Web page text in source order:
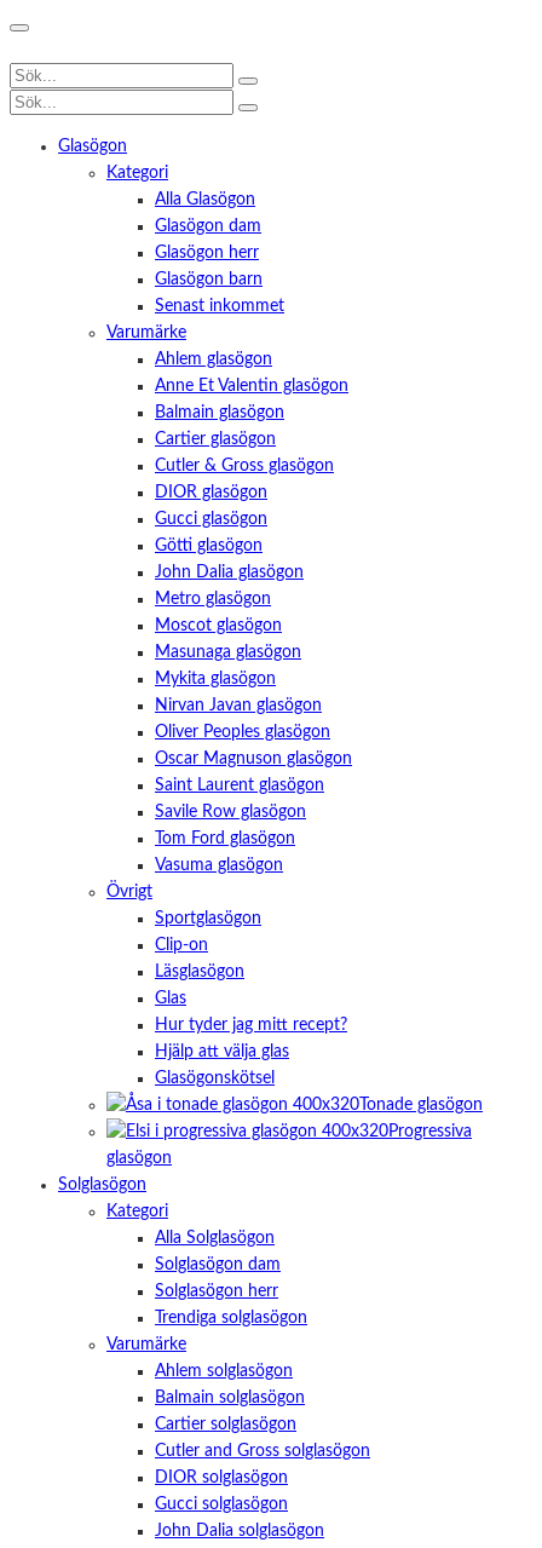
Glasögon
Kategori
Alla Glasögon
Glasögon dam
Glasögon herr
Glasögon barn
Senast inkommet
Varumärke
Ahlem glasögon
Anne Et Valentin glasögon
Balmain glasögon
Cartier glasögon
Cutler & Gross glasögon
DIOR glasögon
Gucci glasögon
Götti glasögon
John Dalia glasögon
Metro glasögon
Moscot glasögon
Masunaga glasögon
Mykita glasögon
Nirvan Javan glasögon
Oliver Peoples glasögon
Oscar Magnuson glasögon
Saint Laurent glasögon
Savile Row glasögon
Tom Ford glasögon
Vasuma glasögon
Övrigt
Sportglasögon
Clip-on
Läsglasögon
Glas
Hur tyder jag mitt recept?
Hjälp att välja glas
Glasögonskötsel
Tonade glasögon
Progressiva
glasögon
Solglasögon
Kategori
Alla Solglasögon
Solglasögon dam
Solglasögon herr
Trendiga solglasögon
Varumärke
Ahlem solglasögon
Balmain solglasögon
Cartier solglasögon
Cutler and Gross solglasögon
DIOR solglasögon
Gucci solglasögon
John Dalia solglasögon